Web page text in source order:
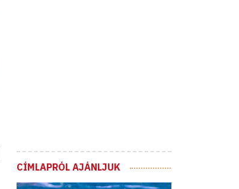
CÍMLAPRÓL AJÁNLJUK